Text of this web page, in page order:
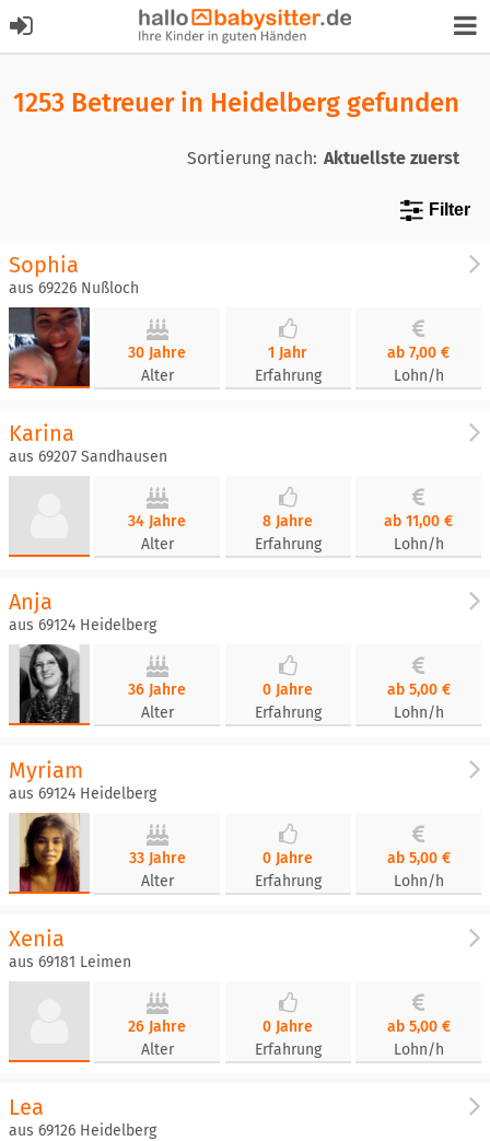
1253 Betreuer in Heidelberg gefunden
Sortierung nach:
Filter
Sophia
aus 69226 Nußloch
30 Jahre
Alter
1 Jahr
Erfahrung
ab 7,00 €
Lohn/h
Karina
aus 69207 Sandhausen
34 Jahre
Alter
8 Jahre
Erfahrung
ab 11,00 €
Lohn/h
Anja
aus 69124 Heidelberg
36 Jahre
Alter
0 Jahre
Erfahrung
ab 5,00 €
Lohn/h
Myriam
aus 69124 Heidelberg
33 Jahre
Alter
0 Jahre
Erfahrung
ab 5,00 €
Lohn/h
Xenia
aus 69181 Leimen
26 Jahre
Alter
0 Jahre
Erfahrung
ab 5,00 €
Lohn/h
Lea
aus 69126 Heidelberg